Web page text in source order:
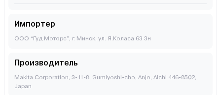
Импортер
ООО “Гуд Моторс”, г. Минск, ул. Я.Коласа 63 3н
Производитель
Makita Corporation, 3-11-8, Sumiyoshi-cho, Anjo, Aichi 446-8502,
Japan